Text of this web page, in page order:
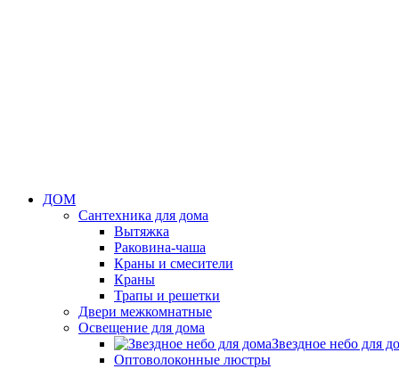
ДОМ
Сантехника для дома
Вытяжка
Раковина-чаша
Краны и смесители
Краны
Трапы и решетки
Двери межкомнатные
Освещение для дома
Звездное небо для
Оптоволоконные люстры